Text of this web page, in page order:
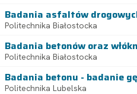
Badania asfaltów
Politechnika Białostocka
Badania betonów oraz
Politechnika Białostocka
Badania betonu - badanie
Politechnika Lubelska